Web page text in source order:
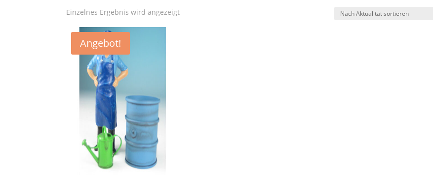
Einzelnes Ergebnis wird angezeigt
Angebot!